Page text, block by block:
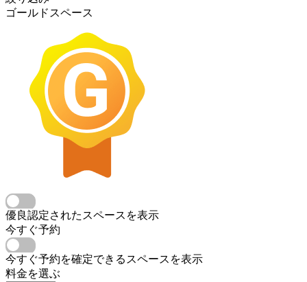
ゴールドスペース
優良認定されたスペースを表示
今すぐ予約
今すぐ予約を確定できるスペースを表示
料金を選ぶ